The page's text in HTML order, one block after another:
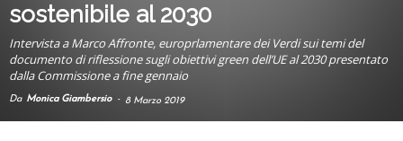
sostenibile al 2030
Intervista a Marco Affronte, europrlamentare dei Verdi sui temi del
documento di riflessione sugli obiettivi green dell’UE al 2030 presentato
dalla Commissione a fine gennaio
Da Monica Giambersio - 8 Marzo 2019